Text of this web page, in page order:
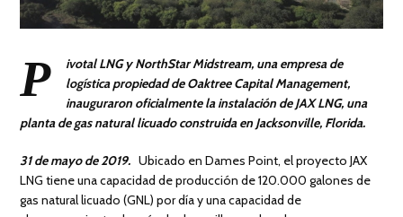
P
ivotal LNG y NorthStar Midstream, una empresa de
logística propiedad de Oaktree Capital Management,
inauguraron oficialmente la instalación de JAX LNG, una
planta de gas natural licuado construida en Jacksonville, Florida.
31 de mayo de 2019. Ubicado en Dames Point, el proyecto JAX
LNG tiene una capacidad de producción de 120.000 galones de
gas natural licuado (GNL) por día y una capacidad de